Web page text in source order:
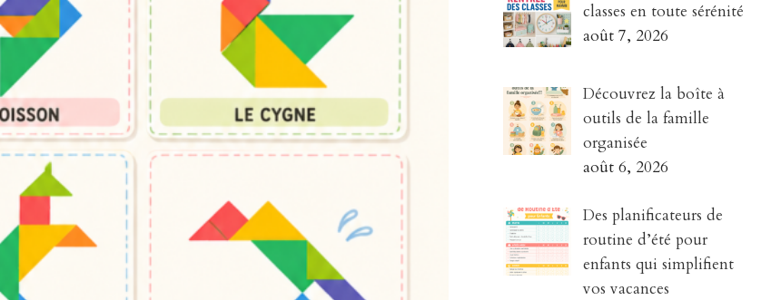
classes en toute sérénité
août 7, 2026
Découvrez la boîte à
outils de la famille
organisée
août 6, 2026
Des planificateurs de
routine d’été pour
enfants qui simplifient
vos vacances